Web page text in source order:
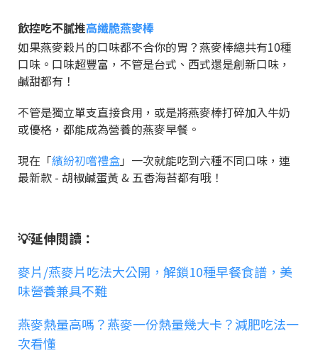
飲控吃不膩推高纖脆燕麥棒
如果燕麥穀片的口味都不合你的胃？燕麥棒總共有10種
口味。口味超豐富，不管是台式、西式還是創新口味，
鹹甜都有！
不管是獨立單支直接食用，或是將燕麥棒打碎加入牛奶
或優格，都能成為營養的燕麥早餐。
現在「繽紛初嚐禮盒」一次就能吃到六種不同口味，連
最新款 - 胡椒鹹蛋黃 & 五香海苔都有哦！
💡延伸閱讀：
麥片/燕麥片吃法大公開，解鎖10種早餐食譜，美
味營養兼具不難
燕麥熱量高嗎？燕麥一份熱量幾大卡？減肥吃法一
次看懂